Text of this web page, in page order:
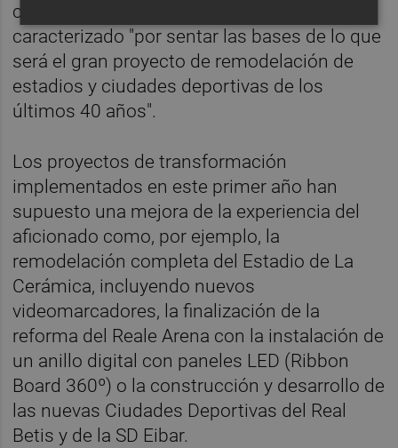
completa de 'LaLiga Impulso' se ha
caracterizado "por sentar las bases de lo que
será el gran proyecto de remodelación de
estadios y ciudades deportivas de los
últimos 40 años".
Los proyectos de transformación
implementados en este primer año han
supuesto una mejora de la experiencia del
aficionado como, por ejemplo, la
remodelación completa del Estadio de La
Cerámica, incluyendo nuevos
videomarcadores, la finalización de la
reforma del Reale Arena con la instalación de
un anillo digital con paneles LED (Ribbon
Board 360º) o la construcción y desarrollo de
las nuevas Ciudades Deportivas del Real
Betis y de la SD Eibar.